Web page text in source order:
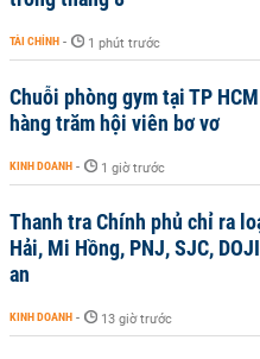
TÀI CHÍNH - 1 phút trước
Chuỗi phòng gym tại TP
hàng trăm hội viên bơ vơ
KINH DOANH - 1 giờ trước
Thanh tra Chính phủ chỉ ra
Hải, Mi Hồng, PNJ, SJC,
an
KINH DOANH - 13 giờ trước